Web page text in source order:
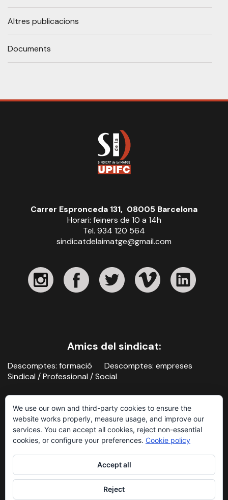
Altres publicacions
Documents
Carrer Espronceda 131, 08005 Barcelona
Horari: feiners de 10 a 14h
Tel. 934 120 564
sindicatdelaimatge@gmail.com
Amics del sindicat:
Descomptes: formació
Descomptes: empreses
Sindical / Professional / Social
Contacte Avís legal i política de privacitat
Sindicat de la Imatge, 2026
We use our own and third-party cookies to ensure the
website works properly, measure usage, and improve our
services. You can accept all cookies, reject non-essential
cookies, or configure your preferences. Cookie policy
Accept all
Reject